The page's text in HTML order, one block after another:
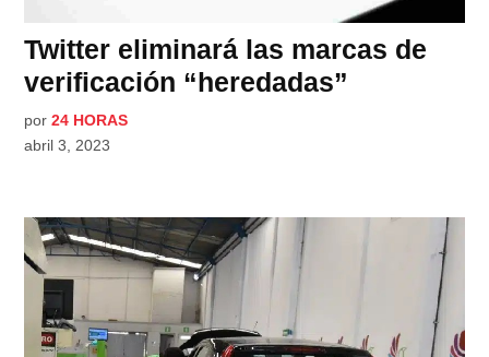
Twitter eliminará las marcas de
verificación “heredadas”
por 24 HORAS
abril 3, 2023